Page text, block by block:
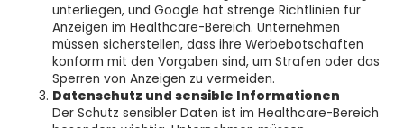
unterliegen, und Google hat strenge Richtlinien für
Anzeigen im Healthcare-Bereich. Unternehmen
müssen sicherstellen, dass ihre Werbebotschaften
konform mit den Vorgaben sind, um Strafen oder das
Sperren von Anzeigen zu vermeiden.
Datenschutz und sensible Informationen
Der Schutz sensibler Daten ist im Healthcare-Bereich